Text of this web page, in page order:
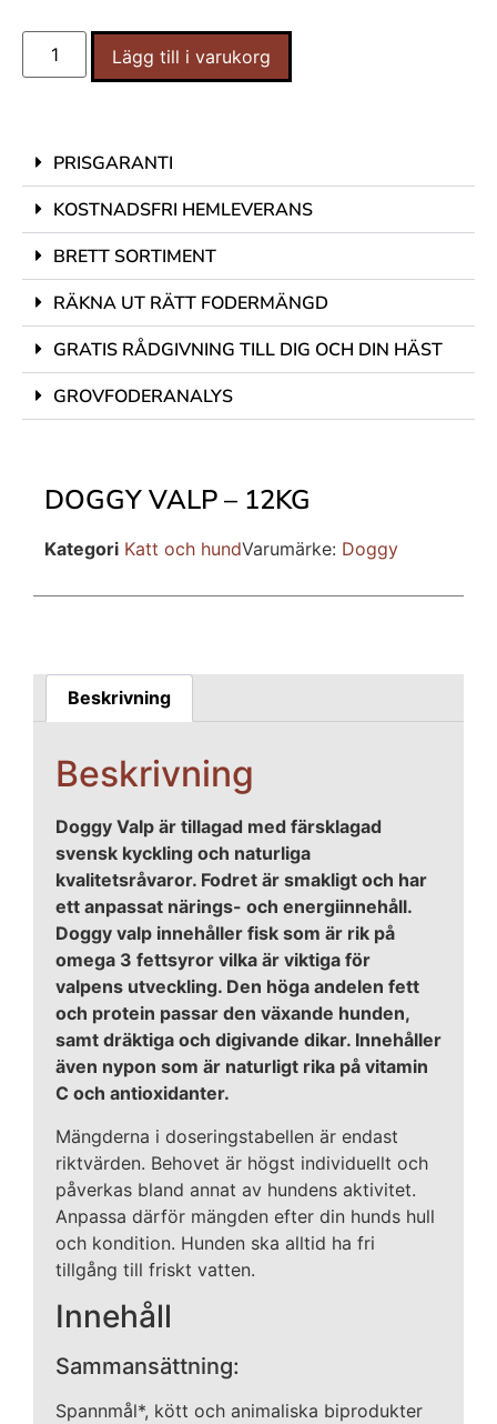
Lägg till i varukorg
PRISGARANTI
KOSTNADSFRI HEMLEVERANS
BRETT SORTIMENT
RÄKNA UT RÄTT FODERMÄNGD
GRATIS RÅDGIVNING TILL DIG OCH DIN HÄST
GROVFODERANALYS
DOGGY VALP – 12KG
Kategori Katt och hundVarumärke: Doggy
Beskrivning
Beskrivning
Doggy Valp är tillagad med färsklagad
svensk kyckling och naturliga
kvalitetsråvaror. Fodret är smakligt och har
ett anpassat närings- och energiinnehåll.
Doggy valp innehåller fisk som är rik på
omega 3 fettsyror vilka är viktiga för
valpens utveckling. Den höga andelen fett
och protein passar den växande hunden,
samt dräktiga och digivande dikar. Innehåller
även nypon som är naturligt rika på vitamin
C och antioxidanter.
Mängderna i doseringstabellen är endast
riktvärden. Behovet är högst individuellt och
påverkas bland annat av hundens aktivitet.
Anpassa därför mängden efter din hunds hull
och kondition. Hunden ska alltid ha fri
tillgång till friskt vatten.
Innehåll
Sammansättning:
Spannmål*, kött och animaliska biprodukter